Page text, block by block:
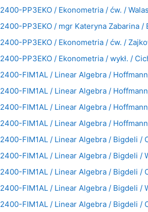
2400-PP3EKO / Ekonometria / ćw. /
2400-PP3EKO / mgr Kateryna Zabarina
2400-PP3EKO / Ekonometria / ćw. /
2400-PP3EKO / Ekonometria / wykł. /
2400-FIM1AL / Linear Algebra /
2400-FIM1AL / Linear Algebra /
2400-FIM1AL / Linear Algebra /
2400-FIM1AL / Linear Algebra /
2400-FIM1AL / Linear Algebra / Bigdeli /
2400-FIM1AL / Linear Algebra / Bigdeli /
2400-FIM1AL / Linear Algebra / Bigdeli /
2400-FIM1AL / Linear Algebra / Bigdeli /
2400-FIM1AL / Linear Algebra / Bigdeli /